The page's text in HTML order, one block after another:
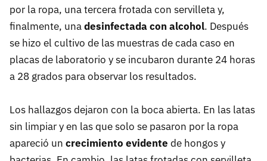
por la ropa, una tercera frotada con servilleta y,
finalmente, unadesinfectada con alcohol. Después
se hizo el cultivo de las muestras de cada caso en
placas de laboratorio y se incubaron durante 24 horas
a 28 grados para observar los resultados.
Los hallazgos dejaron con la boca abierta. En las latas
sin limpiar y en las que solo se pasaron por la ropa
apareció un crecimiento evidente de hongos y